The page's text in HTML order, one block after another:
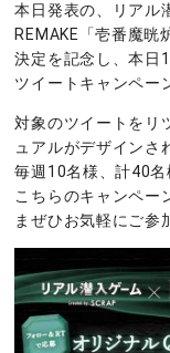
本日発表の、リアル
REMAKE「壱番魔
決定を記念し、本日
ツイートキャンペー
対象のツイートをリ
ュアルがデザインさ
毎週10名様、計40名
こちらのキャンペー
まぜひお気軽にご参